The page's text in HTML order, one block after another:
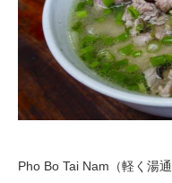
Pho Bo Tai Nam（軽く湯